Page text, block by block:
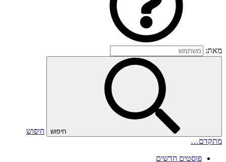
מאת:
חיפוש
חיפוש
מתקדם…
פוסטים חדשים